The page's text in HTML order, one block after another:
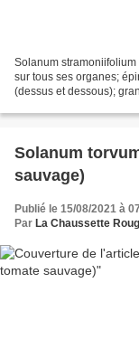
Solanum
sur tous ses organes;
(dessus et dessous);
Solanum
sauvage)
Publié le 15/08/2021 à
Par La Chaussette